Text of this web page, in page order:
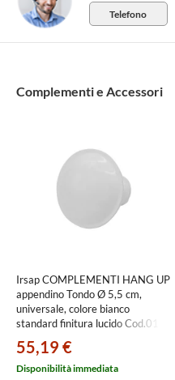
Complementi e Accessori
Irsap COMPLEMENTI HANG UP
appendino Tondo Ø 5,5 cm,
universale, colore bianco
standard finitura lucido Cod.01
55,19 €
Disponibilità immediata
Telefono